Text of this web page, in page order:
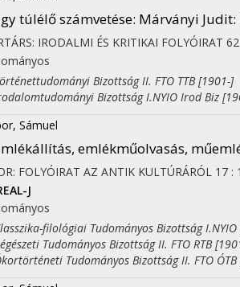
túlélő számvetése: Márványi
IRODALMI ÉS KRITIKAI FOLYÓIRAT 62
Bizottság II. FTO TTB [1901-
Bizottság I.NYIO Irod Biz
Sámuel
emlékműolvasás,
FOLYÓIRAT AZ ANTIK KULTÚRÁRÓL 17 : 1
J
filológiai Tudományos Bizottság
Tudományos Bizottság II. FTO RTB
Tudományos Bizottság II. FTO